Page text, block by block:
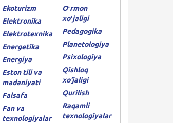
Ekoturizm
Elektronika
Elektrotexnika
Energetika
Energiya
Eston tili va
madaniyati
Falsafa
Fan va
texnologiyalar
Oʻrmon
xoʻjaligi
Pedagogika
Planetologiya
Psixologiya
Qishloq
xo'jaligi
Qurilish
Raqamli
texnologiyalar